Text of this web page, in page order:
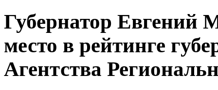
Губернатор Евгений
место в рейтинге
Агентства